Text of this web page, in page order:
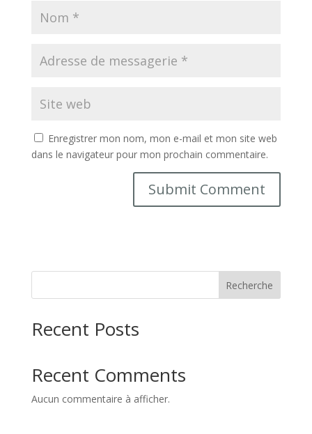
Enregistrer mon nom, mon e-mail et mon site web
dans le navigateur pour mon prochain commentaire.
Recherche
Recent Posts
Recent Comments
Aucun commentaire à afficher.